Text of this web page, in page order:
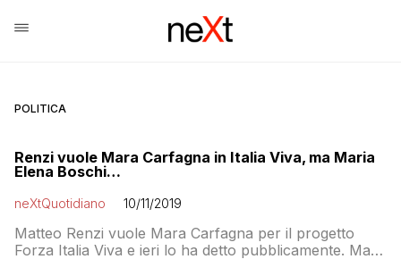
POLITICA
Renzi vuole Mara Carfagna in Italia Viva, ma Maria
Elena Boschi…
neXtQuotidiano 10/11/2019
Matteo Renzi vuole Mara Carfagna per il progetto
Forza Italia Viva e ieri lo ha detto pubblicamente. Ma